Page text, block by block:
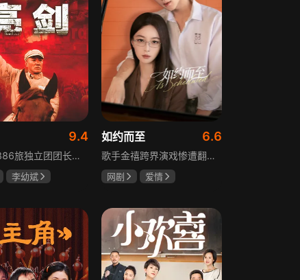
9.4
129师386旅独立团团长李云龙敢想敢干、不按规矩办事，脾气火爆性格直爽，带领独立团展现出敢于拼杀的劲头，接连击败坂田连队、山崎大队、山本部队，名声大噪却因屡次犯规遭贬斥。抗战时期他与国军358团团长楚云飞惺惺相惜，徐蚌会战中一较高下双双重伤，养病期间李云龙与护士田雨相恋，两人及亲人战友历经国家沧桑巨变。
李幼斌
如约而至 6.6
歌手金禧跨界演戏惨遭翻车，全网群嘲演技拉胯！不服输的他另辟蹊径，转行试水音乐剧，誓要逆袭打脸。机缘巧合下，他对高冷硬核的金牌音乐剧导演宁瑾一见心动，两人意外留下暧昧一吻，转头试镜现场再度狭路相逢。 宁瑾本就抵触偶像跨界，对半路空降的流量新人金禧百般严苛，花式魔鬼训练轮番上线。金禧顶住剧团前辈排挤、同行暗算、舆论刁难等重重危机，日夜苦练打磨演技，慢慢褪去偶像光环、解锁真实自我，一点点打动高冷导演和剧团众人。 一路走来，二人历经误会争执、事业危机、亲情心结、分手磨合多重考验，在并肩拯救濒临倒闭的剧团、携手打磨《倩女幽魂》剧目、共渡舞台难关的过程中，情愫渐生、双向治愈。最终剧目首演大获成功，叛逆
网剧
爱情